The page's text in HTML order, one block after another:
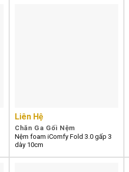
Chăn Ga Gối Nệm
Nệm foam iComfy Fold 3.0 gấp 3
dày 10cm
Liên Hệ